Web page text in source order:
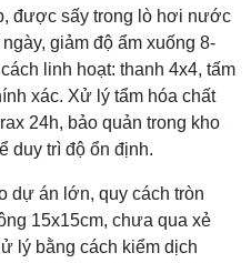
được sấy trong lò hơi nước
giảm độ ẩm xuống 8-
linh hoạt: thanh 4x4, tấm
xác. Xử lý tẩm hóa chất
24h, bảo quản trong kho
duy trì độ ổn định.
dự án lớn, quy cách tròn
15x15cm, chưa qua xẻ
lý bằng cách kiểm dịch